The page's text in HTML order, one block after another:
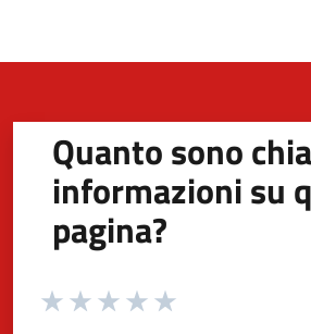
Quanto sono
informazioni su
pagina?
Valuta da 1 a 5 stelle la pagina